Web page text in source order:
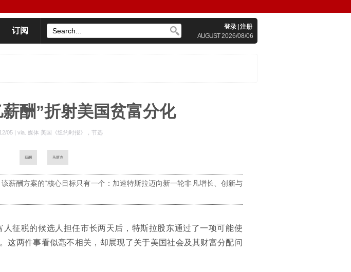
订阅 登录 注册
AUGUST2026/08/06
酬”折射美国贫富分化
05 | via. 媒体 美国《纽约时报》，节选
薪酬 马斯克
薪酬方案的“核心目标只有一个：加速特斯拉迈向新一轮非凡增长、创新与
征税的候选人担任市长两天后，特斯拉股东通过了一项可能使
这两件事看似毫不相关，却展现了关于美国社会及其财富分配问